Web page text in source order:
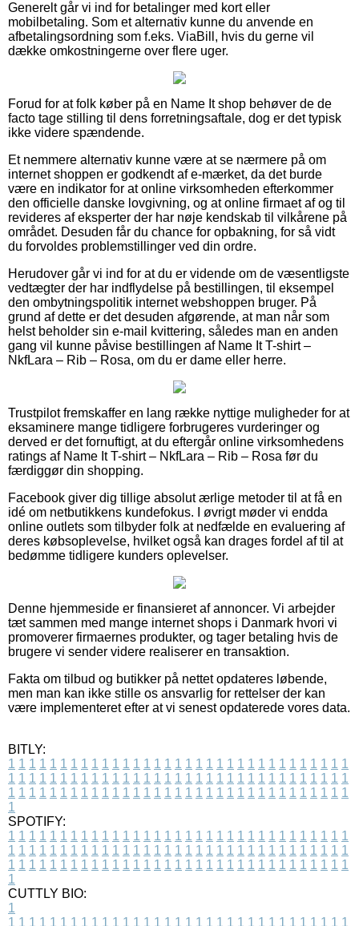
Generelt går vi ind for betalinger med kort eller
mobilbetaling. Som et alternativ kunne du anvende en
afbetalingsordning som f.eks. ViaBill, hvis du gerne vil
dække omkostningerne over flere uger.
Forud for at folk køber på en Name It shop behøver de de
facto tage stilling til dens forretningsaftale, dog er det typisk
ikke videre spændende.
Et nemmere alternativ kunne være at se nærmere på om
internet shoppen er godkendt af e-mærket, da det burde
være en indikator for at online virksomheden efterkommer
den officielle danske lovgivning, og at online firmaet af og til
revideres af eksperter der har nøje kendskab til vilkårene på
området. Desuden får du chance for opbakning, for så vidt
du forvoldes problemstillinger ved din ordre.
Herudover går vi ind for at du er vidende om de væsentligste
vedtægter der har indflydelse på bestillingen, til eksempel
den ombytningspolitik internet webshoppen bruger. På
grund af dette er det desuden afgørende, at man når som
helst beholder sin e-mail kvittering, således man en anden
gang vil kunne påvise bestillingen af Name It T-shirt –
NkfLara – Rib – Rosa, om du er dame eller herre.
Trustpilot fremskaffer en lang række nyttige muligheder for at
eksaminere mange tidligere forbrugeres vurderinger og
derved er det fornuftigt, at du eftergår online virksomhedens
ratings af Name It T-shirt – NkfLara – Rib – Rosa før du
færdiggør din shopping.
Facebook giver dig tillige absolut ærlige metoder til at få en
idé om netbutikkens kundefokus. I øvrigt møder vi endda
online outlets som tilbyder folk at nedfælde en evaluering af
deres købsoplevelse, hvilket også kan drages fordel af til at
bedømme tidligere kunders oplevelser.
Denne hjemmeside er finansieret af annoncer. Vi arbejder
tæt sammen med mange internet shops i Danmark hvori vi
promoverer firmaernes produkter, og tager betaling hvis de
brugere vi sender videre realiserer en transaktion.
Fakta om tilbud og butikker på nettet opdateres løbende,
men man kan ikke stille os ansvarlig for rettelser der kan
være implementeret efter at vi senest opdaterede vores data.
BITLY:
1 1 1 1 1 1 1 1 1 1 1 1 1 1 1 1 1 1 1 1 1 1 1 1 1 1 1 1 1 1 1 1 1
1 1 1 1 1 1 1 1 1 1 1 1 1 1 1 1 1 1 1 1 1 1 1 1 1 1 1 1 1 1 1 1 1
1 1 1 1 1 1 1 1 1 1 1 1 1 1 1 1 1 1 1 1 1 1 1 1 1 1 1 1 1 1 1 1 1
1
SPOTIFY:
1 1 1 1 1 1 1 1 1 1 1 1 1 1 1 1 1 1 1 1 1 1 1 1 1 1 1 1 1 1 1 1 1
1 1 1 1 1 1 1 1 1 1 1 1 1 1 1 1 1 1 1 1 1 1 1 1 1 1 1 1 1 1 1 1 1
1 1 1 1 1 1 1 1 1 1 1 1 1 1 1 1 1 1 1 1 1 1 1 1 1 1 1 1 1 1 1 1 1
1
CUTTLY BIO:
1
1 1 1 1 1 1 1 1 1 1 1 1 1 1 1 1 1 1 1 1 1 1 1 1 1 1 1 1 1 1 1 1 1